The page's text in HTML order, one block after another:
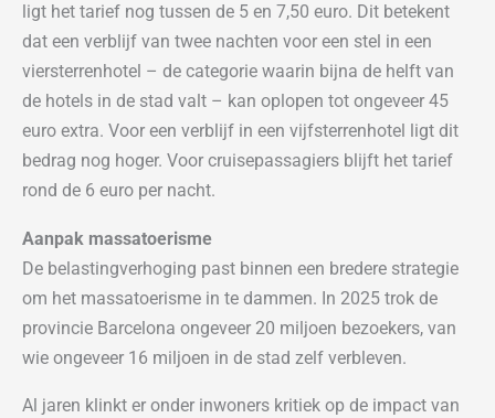
ligt het tarief nog tussen de 5 en 7,50 euro. Dit betekent
dat een verblijf van twee nachten voor een stel in een
viersterrenhotel – de categorie waarin bijna de helft van
de hotels in de stad valt – kan oplopen tot ongeveer 45
euro extra. Voor een verblijf in een vijfsterrenhotel ligt dit
bedrag nog hoger. Voor cruisepassagiers blijft het tarief
rond de 6 euro per nacht.
Aanpak massatoerisme
De belastingverhoging past binnen een bredere strategie
om het massatoerisme in te dammen. In 2025 trok de
provincie Barcelona ongeveer 20 miljoen bezoekers, van
wie ongeveer 16 miljoen in de stad zelf verbleven.
Al jaren klinkt er onder inwoners kritiek op de impact van